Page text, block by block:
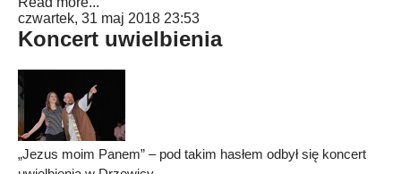
czwartek, 31 maj 2018 23:53
Koncert uwielbienia
„Jezus moim Panem” – pod takim hasłem odbył się koncert